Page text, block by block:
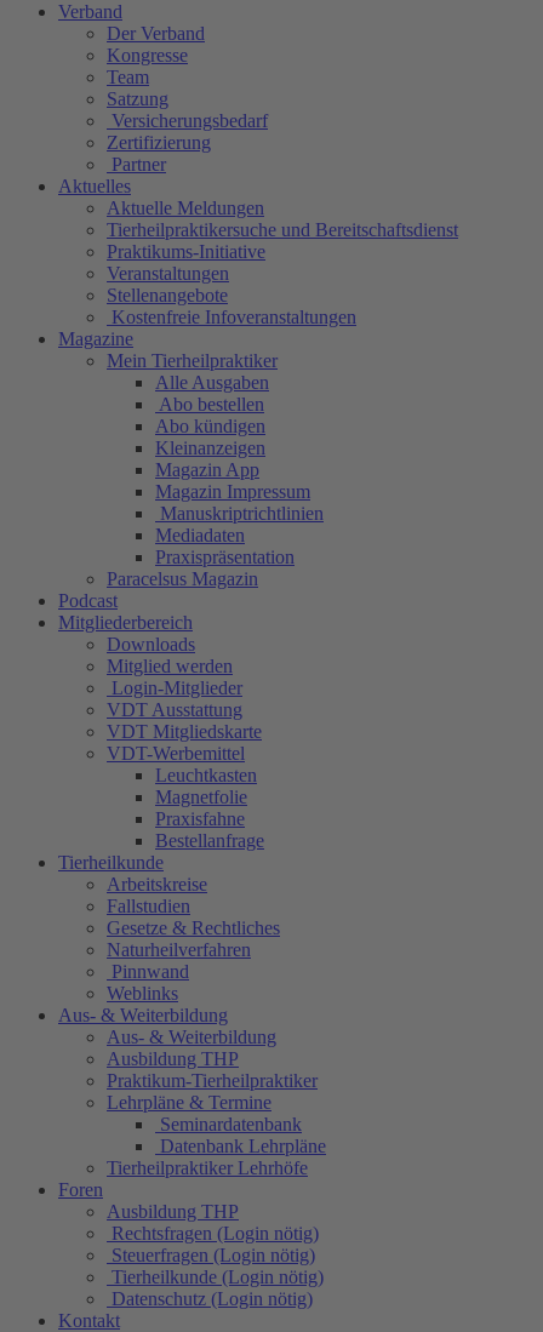
Verband
Der Verband
Kongresse
Team
Satzung
Versicherungsbedarf
Zertifizierung
Partner
Aktuelles
Aktuelle Meldungen
Tierheilpraktikersuche und Bereitschaftsdienst
Praktikums-Initiative
Veranstaltungen
Stellenangebote
Kostenfreie Infoveranstaltungen
Magazine
Mein Tierheilpraktiker
Alle Ausgaben
Abo bestellen
Abo kündigen
Kleinanzeigen
Magazin App
Magazin Impressum
Manuskriptrichtlinien
Mediadaten
Praxispräsentation
Paracelsus Magazin
Podcast
Mitgliederbereich
Downloads
Mitglied werden
Login-Mitglieder
VDT Ausstattung
VDT Mitgliedskarte
VDT-Werbemittel
Leuchtkasten
Magnetfolie
Praxisfahne
Bestellanfrage
Tierheilkunde
Arbeitskreise
Fallstudien
Gesetze & Rechtliches
Naturheilverfahren
Pinnwand
Weblinks
Aus- & Weiterbildung
Aus- & Weiterbildung
Ausbildung THP
Praktikum-Tierheilpraktiker
Lehrpläne & Termine
Seminardatenbank
Datenbank Lehrpläne
Tierheilpraktiker Lehrhöfe
Foren
Ausbildung THP
Rechtsfragen (Login nötig)
Steuerfragen (Login nötig)
Tierheilkunde (Login nötig)
Datenschutz (Login nötig)
Kontakt